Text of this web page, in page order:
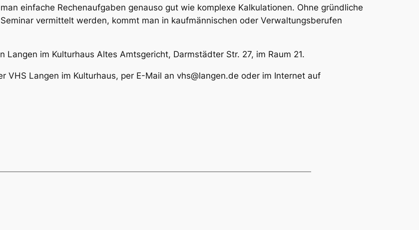
einfache Rechenaufgaben genauso gut wie komplexe Kalkulationen. Ohne gründliche
vermittelt werden, kommt man in kaufmännischen oder Verwaltungsberufen
im Kulturhaus Altes Amtsgericht, Darmstädter Str. 27, im Raum 21.
Langen im Kulturhaus, per E-Mail an vhs@langen.de oder im Internet auf